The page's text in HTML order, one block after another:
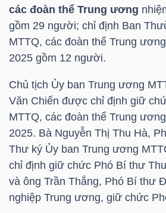
các đoàn thể Trung ương
gồm 29 người; chỉ định Ban
MTTQ, các đoàn thể Trung
2025 gồm 12 người.
Chủ tịch Ủy ban Trung ương
Văn Chiến được chỉ định giữ
MTTQ, các đoàn thể Trung
2025. Bà Nguyễn Thị Thu Hà,
Thư ký Ủy ban Trung ương
chỉ định giữ chức Phó Bí thư
và ông Trần Thắng, Phó Bí thư
nghiệp Trung ương, giữ chức
CÔNG
THÔNG